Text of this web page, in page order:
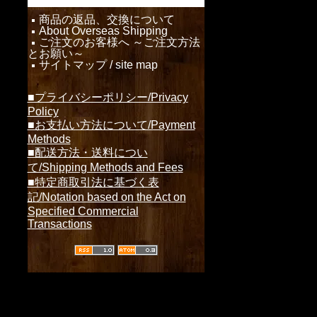
商品の返品、交換について
About Overseas Shipping
ご注文のお客様へ ～ご注文方法
とお願い～
サイトマップ / site map
■プライバシーポリシー/Privacy
Policy
■お支払い方法について/Payment
Methods
■配送方法・送料につい
て/Shipping Methods and Fees
■特定商取引法に基づく表
記/Notation based on the Act on
Specified Commercial
Transactions